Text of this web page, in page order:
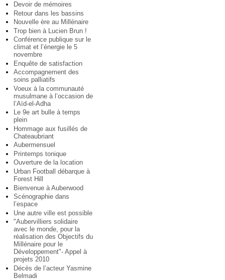
Devoir de mémoires
Retour dans les bassins
Nouvelle ère au Millénaire
Trop bien à Lucien Brun !
Conférence publique sur le
climat et l’énergie le 5
novembre
Enquête de satisfaction
Accompagnement des
soins palliatifs
Voeux à la communauté
musulmane à l’occasion de
l’Aïd-el-Adha
Le 9e art bulle à temps
plein
Hommage aux fusillés de
Chateaubriant
Aubermensuel
Printemps tonique
Ouverture de la location
Urban Football débarque à
Forest Hill
Bienvenue à Auberwood
Scénographie dans
l’espace
Une autre ville est possible
"Aubervilliers solidaire
avec le monde, pour la
réalisation des Objectifs du
Millénaire pour le
Développement"- Appel à
projets 2010
Décès de l’acteur Yasmine
Belmadi